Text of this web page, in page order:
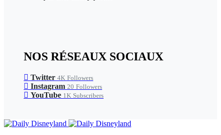
NOS RÉSEAUX SOCIAUX
Twitter 4K Followers
Instagram 20 Followers
YouTube 1K Subscribers